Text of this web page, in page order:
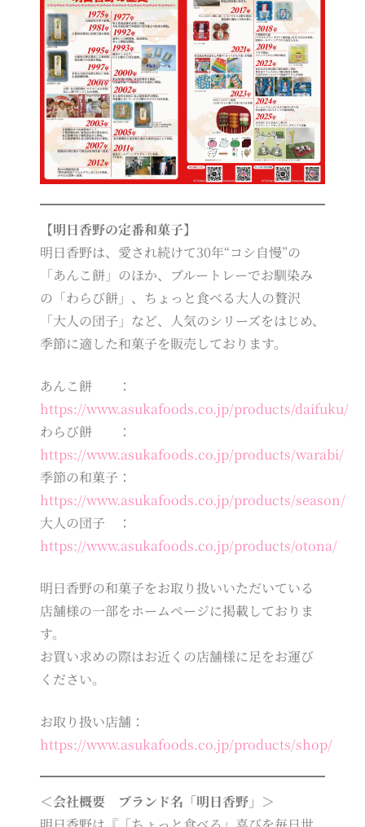
【明日香野の定番和菓子】
明日香野は、愛され続けて30年“コシ自慢”の
「あんこ餅」のほか、ブルートレーでお馴染み
の「わらび餅」、ちょっと食べる大人の贅沢
「大人の団子」など、人気のシリーズをはじめ、
季節に適した和菓子を販売しております。
あんこ餅 ：
https://www.asukafoods.co.jp/products/daifuku/
わらび餅 ：
https://www.asukafoods.co.jp/products/warabi/
季節の和菓子：
https://www.asukafoods.co.jp/products/season/
大人の団子 ：
https://www.asukafoods.co.jp/products/otona/
明日香野の和菓子をお取り扱いいただいている
店舗様の一部をホームページに掲載しておりま
す。
お買い求めの際はお近くの店舗様に足をお運び
ください。
お取り扱い店舗：
https://www.asukafoods.co.jp/products/shop/
＜会社概要 ブランド名「明日香野」＞